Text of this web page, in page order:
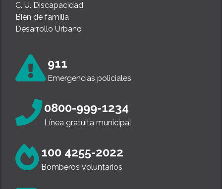
C. U. Discapacidad
Bien de familia
Desarrollo Urbano
911
Emergencias policiales
0800-999-1234
Línea gratuita municipal
100 4255-2022
Bomberos voluntarios